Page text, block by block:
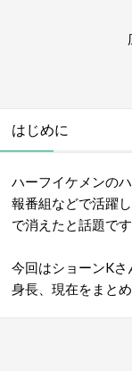
はじめに
ハーフイケメンの
報番組などで活躍
で消えたと話題です
今回はショーンK
身長、現在をまとめ